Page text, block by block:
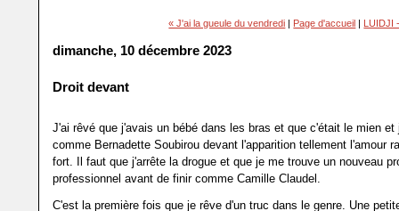
« J'ai la gueule du vendredi | Page d'accueil | LUIDJI
dimanche, 10 décembre 2023
Droit devant
J'ai rêvé que j'avais un bébé dans les bras et que c'était le mien et
comme Bernadette Soubirou devant l'apparition tellement l'amour
fort. Il faut que j'arrête la drogue et que je me trouve un nouveau
professionnel avant de finir comme Camille Claudel.
C'est la première fois que je rêve d'un truc dans le genre. Une